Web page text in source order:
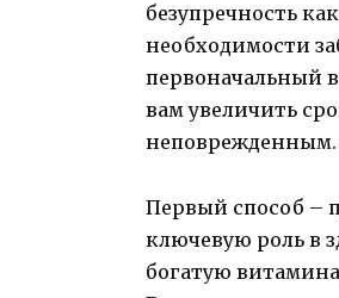
безупречность
необходимости
первоначальный
вам увеличить
неповрежденным.
Первый способ –
ключевую роль в
богатую